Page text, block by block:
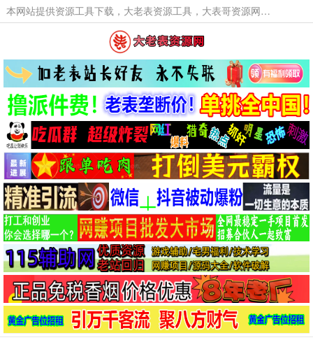
本网站提供资源工具下载，大老表资源工具，大表哥资源网软件工具，大老表资源下载，活动线报福利资源分享,活动线报，大型网游经典游戏，网络热门技术游戏辅助交流与分享。